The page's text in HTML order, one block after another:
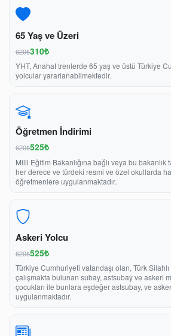
65 Yaş ve Üzeri
620₺310₺
YHT, Anahat trenlerde 65 yaş ve üstü Türkiye
yolcular yararlanabilmektedir.
Öğretmen İndirimi
620₺525₺
Milli Eğitim Bakanlığına bağlı veya bu bakanlık
her derece ve türdeki resmi ve özel okullarda
öğretmenlere uygulanmaktadır.
Askeri Yolcu
620₺525₺
Türkiye Cumhuriyeti vatandaşı olan, Türk
çalışmakta bulunan subay, astsubay ve askeri
çocukları ile bunlara eşdeğer astsubay, ve
uygulanmaktadır.